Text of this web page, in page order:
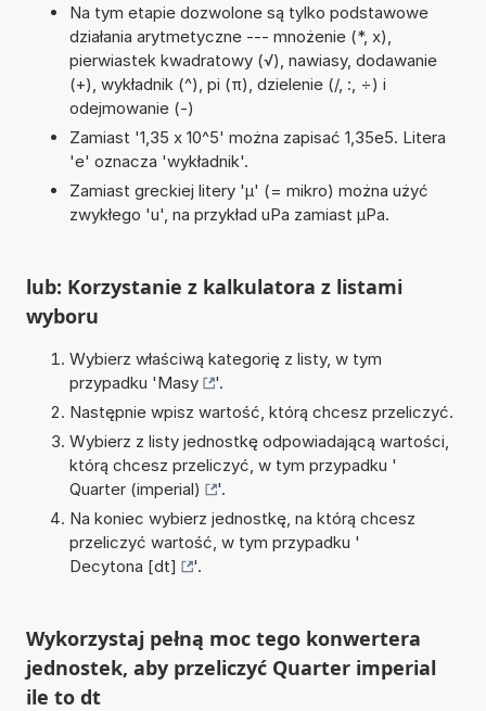
Na tym etapie dozwolone są tylko podstawowe
działania arytmetyczne --- mnożenie (*, x),
pierwiastek kwadratowy (√), nawiasy, dodawanie
(+), wykładnik (^), pi (π), dzielenie (/, :, ÷) i
odejmowanie (-)
Zamiast '1,35 x 10^5' można zapisać 1,35e5. Litera
'e' oznacza 'wykładnik'.
Zamiast greckiej litery 'µ' (= mikro) można użyć
zwykłego 'u', na przykład uPa zamiast µPa.
lub: Korzystanie z kalkulatora z listami
wyboru
Wybierz właściwą kategorię z listy, w tym
przypadku 'Masy
'.
Następnie wpisz wartość, którą chcesz przeliczyć.
Wybierz z listy jednostkę odpowiadającą wartości,
którą chcesz przeliczyć, w tym przypadku '
Quarter (imperial)
'.
Na koniec wybierz jednostkę, na którą chcesz
przeliczyć wartość, w tym przypadku '
Decytona [dt]
'.
Wykorzystaj pełną moc tego konwertera
jednostek, aby przeliczyć Quarter imperial
ile to dt